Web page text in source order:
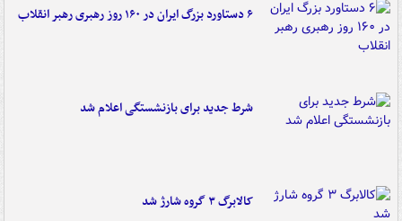
۶ دستاورد بزرگ ایران در ۱۶۰ روز رهبری رهبر انقلاب
شرط جدید برای بازنشستگی اعلام شد
کالابرگ ۳ گروه شارژ شد